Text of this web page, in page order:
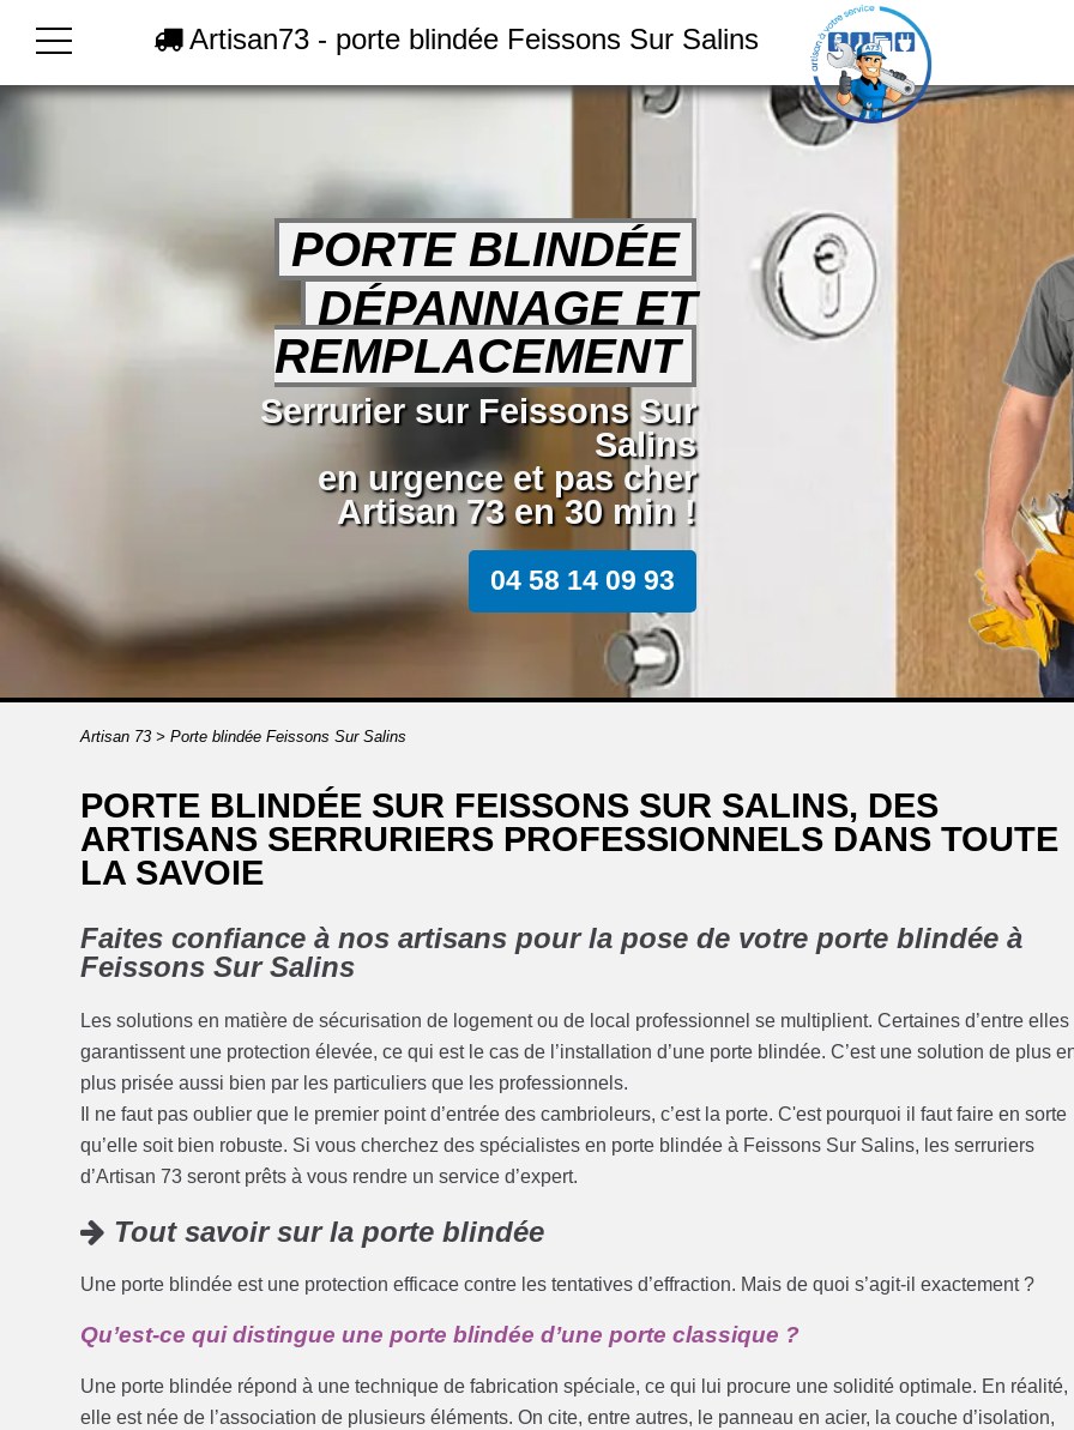
Artisan73 - porte blindée Feissons Sur Salins
PORTE BLINDÉE
DÉPANNAGE ET
REMPLACEMENT
Serrurier sur Feissons Sur
Salins
en urgence et pas cher
Artisan 73 en 30 min !
04 58 14 09 93
Artisan 73> Porte blindée Feissons Sur Salins
PORTE BLINDÉE SUR FEISSONS SUR SALINS, DES
ARTISANS SERRURIERS PROFESSIONNELS DANS TOUTE
LA SAVOIE
Faites confiance à nos artisans pour la pose de votre porte blindée à
Feissons Sur Salins
Les solutions en matière de sécurisation de logement ou de local professionnel se multiplient. Certaines d’entre elles
garantissent une protection élevée, ce qui est le cas de l’installation d’une porte blindée. C’est une solution de plus
plus prisée aussi bien par les particuliers que les professionnels.
Il ne faut pas oublier que le premier point d’entrée des cambrioleurs, c’est la porte. C'est pourquoi il faut faire en sorte
qu’elle soit bien robuste. Si vous cherchez des spécialistes en porte blindée à Feissons Sur Salins, les serruriers
d’Artisan 73 seront prêts à vous rendre un service d’expert.
Tout savoir sur la porte blindée
Une porte blindée est une protection efficace contre les tentatives d’effraction. Mais de quoi s’agit-il exactement ?
Qu’est-ce qui distingue une porte blindée d’une porte classique ?
Une porte blindée répond à une technique de fabrication spéciale, ce qui lui procure une solidité optimale. En réalité,
elle est née de l’association de plusieurs éléments. On cite, entre autres, le panneau en acier, la couche d’isolation,